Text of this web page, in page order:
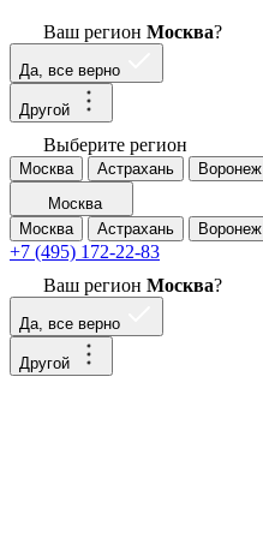
Ваш регион Москва?
Да, все верно
Другой
Выберите регион
Москва Астрахань Воронеж
Москва
Москва
Астрахань Воронеж
+7 (495) 172-22-83
Ваш регион Москва?
Да, все верно
Другой